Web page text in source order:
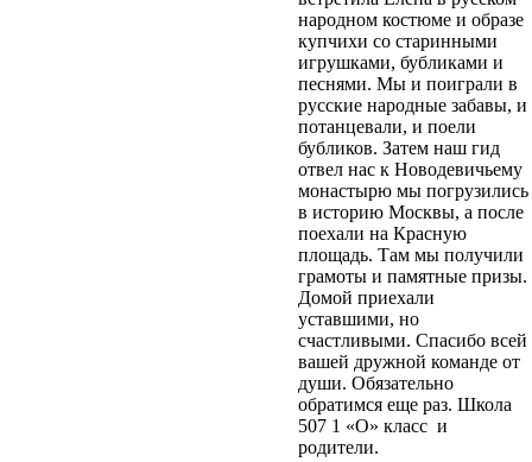
народном костюме и образе
купчихи со старинными
игрушками, бубликами и
песнями. Мы и поиграли в
русские народные забавы, и
потанцевали, и поели
бубликов. Затем наш гид
отвел нас к Новодевичьему
монастырю мы погрузились
в историю Москвы, а после
поехали на Красную
площадь. Там мы получили
грамоты и памятные призы.
Домой приехали
уставшими, но
счастливыми. Спасибо всей
вашей дружной команде от
души. Обязательно
обратимся еще раз. Школа
507 1 «О» класс и
родители.